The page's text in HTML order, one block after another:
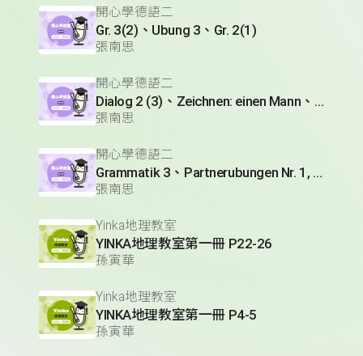
開心學德語二
Gr. 3(2)、Ubung 3、Gr. 2(1)
張南思
開心學德語二
Dialog 2 (3)、Zeichnen: einen Mann、Lesetext 1(1)
張南思
開心學德語二
Grammatik 3、Partnerubungen Nr. 1, 3、Dialog 2(1)
張南思
Yinka地理教室
YINKA地理教室第一冊 P22-26
孫寅華
Yinka地理教室
YINKA地理教室第一冊 P4-5
孫寅華